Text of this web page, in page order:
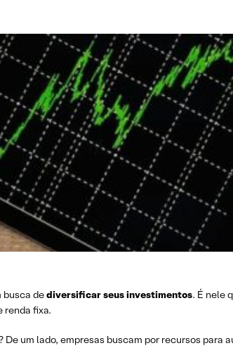
busca dediversificar seus investimentos. É nele
fixa.
um lado, empresas buscam por recursos